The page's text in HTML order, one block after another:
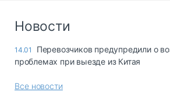
опасные грузы
Новости
14.01
Перевозчиков предупредили о
проблемах при выезде из Китая
Все новости